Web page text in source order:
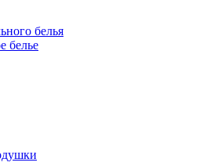
белья
белье